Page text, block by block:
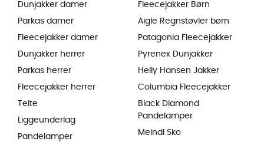
Dunjakker damer
Parkas damer
Fleecejakker damer
Dunjakker herrer
Parkas herrer
Fleecejakker herrer
Telte
Liggeunderlag
Pandelamper
Fleecejakker Børn
Aigle Regnstøvler børn
Patagonia Fleecejakker
Pyrenex Dunjakker
Helly Hansen Jakker
Columbia Fleecejakker
Black Diamond
Pandelamper
Meindl Sko